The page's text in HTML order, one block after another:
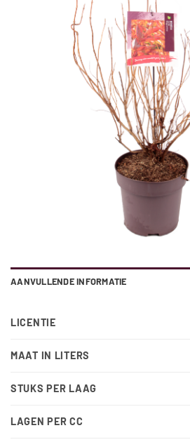
AANVULLENDE INFORMATIE
LICENTIE
MAAT IN LITERS
STUKS PER LAAG
LAGEN PER CC